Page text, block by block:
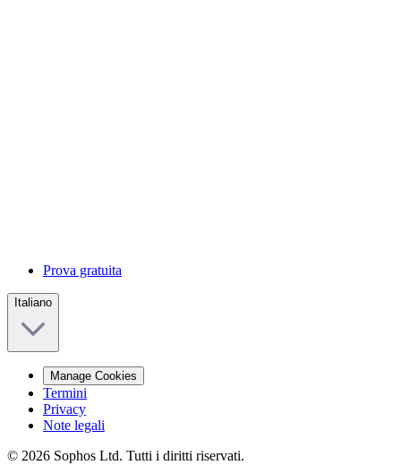
Prova gratuita
Italiano
Manage Cookies
Termini
Privacy
Note legali
© 2026 Sophos Ltd. Tutti i diritti riservati.